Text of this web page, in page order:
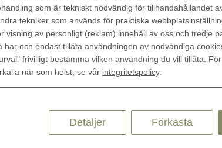
Quick Links
som är tekniskt nödvändig för tillhandahållandet
tekniker som används för praktiska
visning av personligt (reklam) innehåll av oss och tredje
här och endast tillåta användningen av nödvändiga
frivilligt bestämma vilken användning du vill tillåta.
när som helst, se vår integritetspolicy.
Förkasta
Detaljer